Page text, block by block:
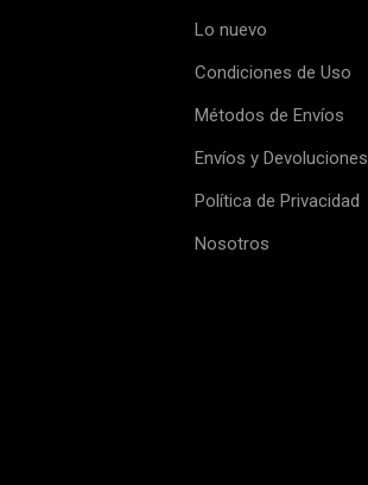
Lo nuevo
Condiciones de Uso
Métodos de Envíos
Envíos y Devoluciones
Política de Privacidad
Nosotros